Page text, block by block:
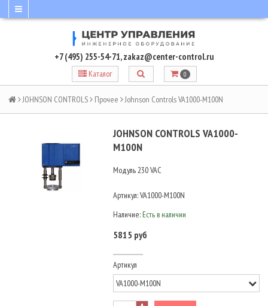
+7 (495) 255-54-71,zakaz@center-control.ru
Каталог 0
JOHNSON CONTROLS Прочее Johnson Controls VA1000-M100N
JOHNSON CONTROLS VA1000-
M100N
Модуль 230 VAC
Артикул:VA1000-M100N
Наличие: Есть в наличии
5815 руб
Артикул